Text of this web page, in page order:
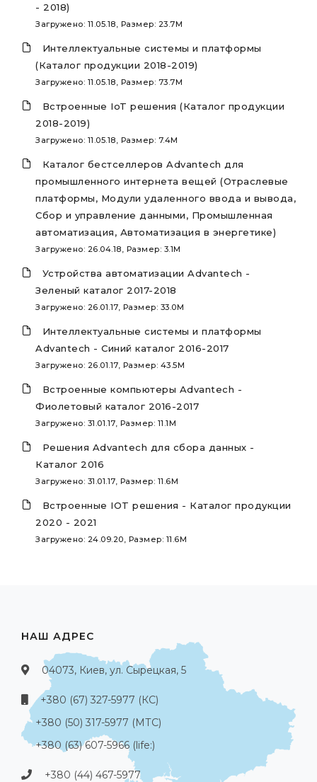
- 2018)
Загружено: 11.05.18, Размер: 23.7M
Интеллектуальные системы и платформы
(Каталог продукции 2018-2019)
Загружено: 11.05.18, Размер: 73.7M
Встроенные IoT решения (Каталог продукции
2018-2019)
Загружено: 11.05.18, Размер: 7.4M
Каталог бестселлеров Advantech для
промышленного интернета вещей (Отраслевые
платформы, Модули удаленного ввода и вывода,
Сбор и управление данными, Промышленная
автоматизация, Автоматизация в энергетике)
Загружено: 26.04.18, Размер: 3.1M
Устройства автоматизации Advantech -
Зеленый каталог 2017-2018
Загружено: 26.01.17, Размер: 33.0M
Интеллектуальные системы и платформы
Advantech - Синий каталог 2016-2017
Загружено: 26.01.17, Размер: 43.5M
Встроенные компьютеры Advantech -
Фиолетовый каталог 2016-2017
Загружено: 31.01.17, Размер: 11.1M
Решения Advantech для сбора данных -
Каталог 2016
Загружено: 31.01.17, Размер: 11.6M
Встроенные IOT решения - Каталог продукции
2020 - 2021
Загружено: 24.09.20, Размер: 11.6M
НАШ АДРЕС
04073, Киев, ул. Сырецкая, 5
+380 (67) 327-5977 (КС)
+380 (50) 317-5977 (МТС)
+380 (63) 607-5966 (life:)
+380 (44) 467-5977